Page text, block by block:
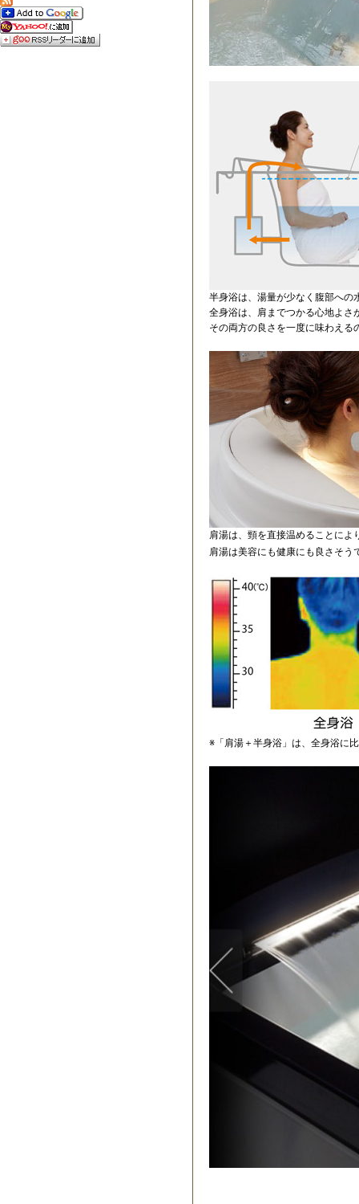
半身浴は、湯量が少なく腹部への
全身浴は、肩までつかる心地よさ
その両方の良さを一度に味わえる
肩湯は、頸を直接温めることによ
肩湯は美容にも健康にも良さそう
※「肩湯＋半身浴」は、全身浴に